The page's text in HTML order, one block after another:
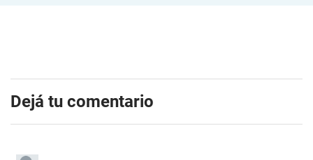
Dejá tu comentario